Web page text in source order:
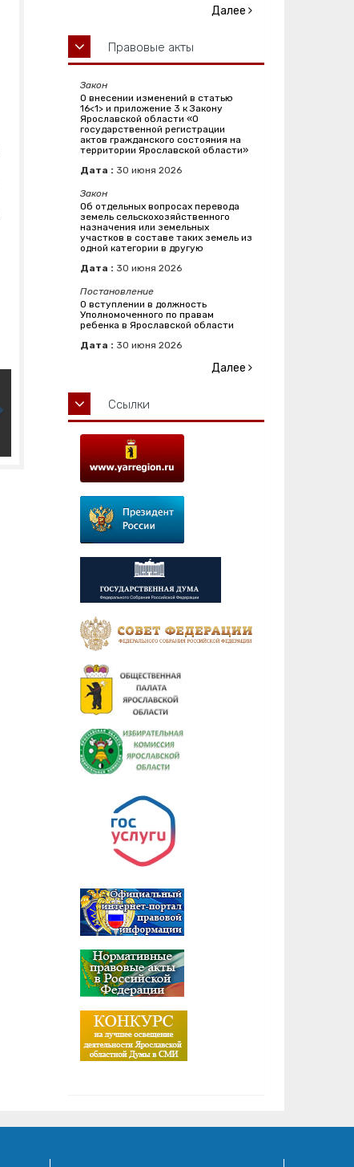
Далее
Правовые акты
Закон
О внесении изменений в статью
16<1> и приложение 3 к Закону
Ярославской области «О
государственной регистрации
актов гражданского состояния на
территории Ярославской области»
Дата : 30 июня 2026
Закон
Об отдельных вопросах перевода
земель сельскохозяйственного
назначения или земельных
участков в составе таких земель из
одной категории в другую
Дата : 30 июня 2026
Постановление
О вступлении в должность
Уполномоченного по правам
ребенка в Ярославской области
Дата : 30 июня 2026
Далее
Ссылки